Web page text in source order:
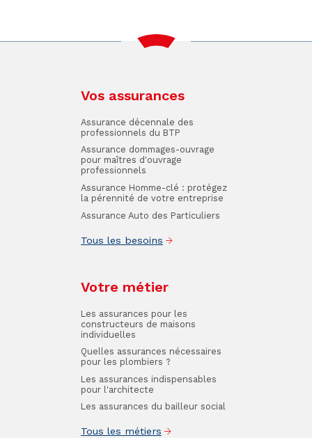
Vos assurances
Assurance décennale des
professionnels du BTP
Assurance dommages-ouvrage
pour maîtres d'ouvrage
professionnels
Assurance Homme-clé : protégez
la pérennité de votre entreprise
Assurance Auto des Particuliers
Tous les besoins
Votre métier
Les assurances pour les
constructeurs de maisons
individuelles
Quelles assurances nécessaires
pour les plombiers ?
Les assurances indispensables
pour l'architecte
Les assurances du bailleur social
Tous les métiers